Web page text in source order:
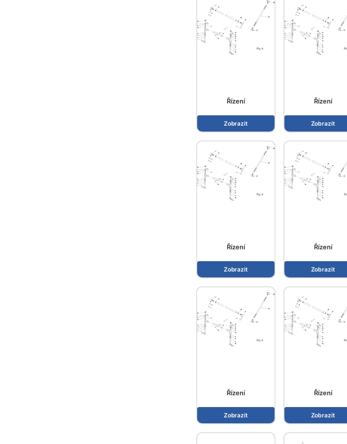
Řízení
Zobrazit
Řízení
Zobrazit
Řízení
Zobrazit
Řízení
Zobrazit
Řízení
Zobrazit
Řízení
Zobrazit